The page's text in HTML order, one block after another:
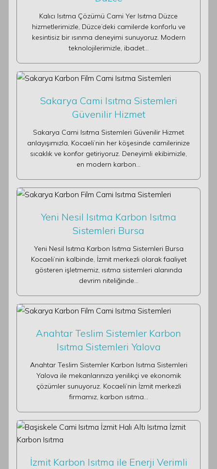
Kalıcı Isıtma Çözümü Cami Yer Isıtma Düzce
hizmetlerimizle, Düzce’deki camilerde konforlu ve
kesintisiz bir ısınma deneyimi sunuyoruz. Modern
teknolojilerimizle, ibadet…
Sakarya Cami Isıtma Sistemleri
Güvenilir Hizmet
Sakarya Cami Isıtma Sistemleri Güvenilir Hizmet
anlayışımızla, Kocaeli’nin her köşesinde camilerinize
sıcaklık ve konfor getiriyoruz. Deneyimli ekibimizle,
en modern karbon…
Yeni Nesil Isıtma Karbon Isıtma
Sistemleri Bursa
Yeni Nesil Isıtma Karbon Isıtma Sistemleri Bursa
Kocaeli’nin kalbinde, İzmit merkezli olarak faaliyet
gösteren işletmemiz, ısıtma sistemleri alanında
devrim niteliğinde…
Anahtar Teslim Sistemler Karbon
Isıtma Sistemleri Yalova
Anahtar Teslim Sistemler Karbon Isıtma Sistemleri
Yalova ile mekanlarınıza yenilikçi ve ekonomik
çözümler sunuyoruz. Kocaeli’nin İzmit merkezli
firmamız, karbon ısıtma…
İzmit Karbon Isıtma ile Enerji Verimli